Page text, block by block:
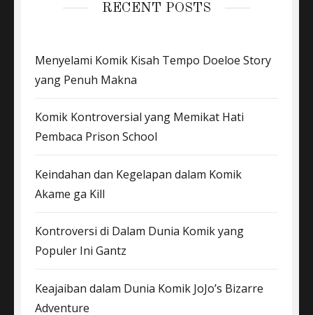
RECENT POSTS
Menyelami Komik Kisah Tempo Doeloe Story
yang Penuh Makna
Komik Kontroversial yang Memikat Hati
Pembaca Prison School
Keindahan dan Kegelapan dalam Komik
Akame ga Kill
Kontroversi di Dalam Dunia Komik yang
Populer Ini Gantz
Keajaiban dalam Dunia Komik JoJo’s Bizarre
Adventure